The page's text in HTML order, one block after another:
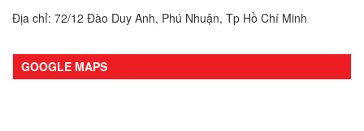
Địa chỉ: 72/12 Đào Duy Anh, Phú Nhuận, Tp Hồ Chí Minh
GOOGLE MAPS